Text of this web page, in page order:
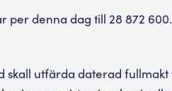
per denna dag till 28 872 600.
skall utfärda daterad